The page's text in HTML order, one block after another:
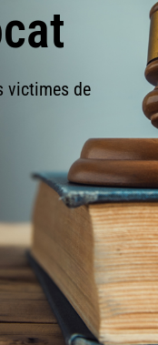
victimes de